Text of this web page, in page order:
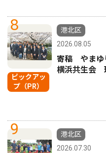
8
ピックアッ
プ（PR）
港北区
2026.08.05
寄稿 やまゆ
横浜共生会
9
港北区
2026.07.30